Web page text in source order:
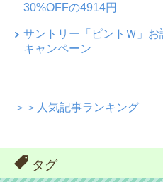
30%OFFの4914円
サントリー「ピントＷ」お
キャンペーン
＞＞人気記事ランキング
タグ